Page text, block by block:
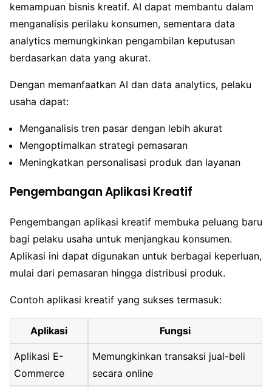
kemampuan bisnis kreatif. AI dapat membantu dalam
menganalisis perilaku konsumen, sementara data
analytics memungkinkan pengambilan keputusan
berdasarkan data yang akurat.
Dengan memanfaatkan AI dan data analytics, pelaku
usaha dapat:
Menganalisis tren pasar dengan lebih akurat
Mengoptimalkan strategi pemasaran
Meningkatkan personalisasi produk dan layanan
Pengembangan Aplikasi Kreatif
Pengembangan aplikasi kreatif membuka peluang baru
bagi pelaku usaha untuk menjangkau konsumen.
Aplikasi ini dapat digunakan untuk berbagai keperluan,
mulai dari pemasaran hingga distribusi produk.
Contoh aplikasi kreatif yang sukses termasuk:
Aplikasi Fungsi
Aplikasi E-
Commerce
Memungkinkan transaksi jual-beli
secara online